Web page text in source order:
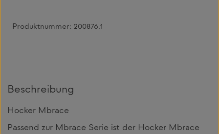
Produktnummer: 200876.1
Beschreibung
Hocker Mbrace
Passend zur Mbrace Serie ist der Hocker Mbrace